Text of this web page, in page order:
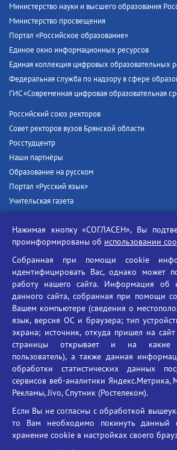
Министерство науки и высшего образования
Министерство просвещения
Портал «Российское образование»
Единое окно информационных ресурсов
Единая коллекция цифровых образовательных
Федеральная служба по надзору в сфере
ГИС «Современная цифровая образовательная
Российский союз ректоров
Совет ректоров вузов Брянской области
Росстудцентр
Наши партнёры
Образование на русском
Портал «Русский язык»
Учительская газета
Единый портал государственных услуг
Противодействие угрозам информационной
Социальные ролики - Генеральная прокуратура РФ
Противодействие коррупции
БГУ против наркотиков
Брянский государственный
имени академика И.Г.
Время работы: пн-пт 09:00-
E-mail: bryanskgu@mail.ru
Телефон: +7(4832)58-90-85
Нажимая кнопку «СОГЛАСЕН», Вы
проинформированы об использовании
Собранная при помощи cookie
идентифицировать Вас, однако может
работу нашего сайта. Информация об
данного сайта, собранная при помощи
Вашем компьютере (сведения о
язык, версия ОС и браузера; тип
экрана; источник, откуда пришел на
страницы открывает и на какие
пользователь), а также данная
обработки статистических данных
сервисов веб-аналитики Яндекс.Метрика,
Рекламы, Jivo, Спутник (Ростелеком).
Если Вы не согласны с обработкой
то Вам необходимо покинуть данный
хранение cookie в настройках своего